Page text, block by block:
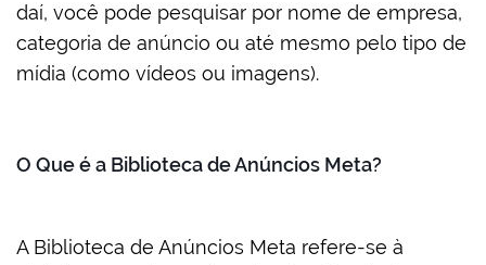
daí, você pode pesquisar por nome de empresa,
categoria de anúncio ou até mesmo pelo tipo de
mídia (como vídeos ou imagens).
O Que é a Biblioteca de Anúncios Meta?
A Biblioteca de Anúncios Meta refere-se à